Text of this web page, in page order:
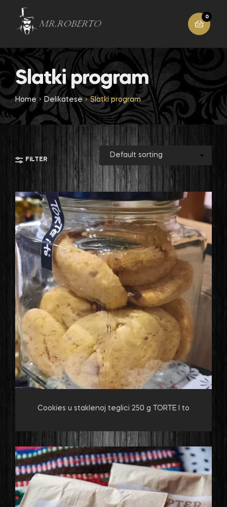
0
Slatki program
Home Delikatese Slatki program
FILTER
Cookies u staklenoj teglici 250 g TORTE I to